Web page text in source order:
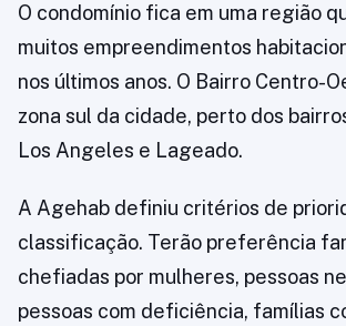
O condomínio fica em uma região
muitos empreendimentos
nos últimos anos. O Bairro Centro-
zona sul da cidade, perto dos
Los Angeles e Lageado.
A Agehab definiu critérios de
classificação. Terão preferência
chefiadas por mulheres, pessoas
pessoas com deficiência, famílias